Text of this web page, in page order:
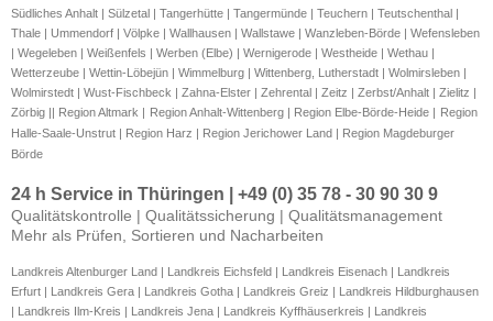
Südliches Anhalt | Sülzetal | Tangerhütte | Tangermünde | Teuchern | Teutschenthal |
Thale | Ummendorf | Völpke | Wallhausen | Wallstawe | Wanzleben-Börde | Wefensleben
| Wegeleben | Weißenfels | Werben (Elbe) | Wernigerode | Westheide | Wethau |
Wetterzeube | Wettin-Löbejün | Wimmelburg | Wittenberg, Lutherstadt | Wolmirsleben |
Wolmirstedt | Wust-Fischbeck | Zahna-Elster | Zehrental | Zeitz | Zerbst/Anhalt | Zielitz |
Zörbig || Region Altmark | Region Anhalt-Wittenberg | Region Elbe-Börde-Heide | Region
Halle-Saale-Unstrut | Region Harz | Region Jerichower Land | Region Magdeburger
Börde
24 h Service in Thüringen | +49 (0) 35 78 - 30 90 30 9
Qualitätskontrolle | Qualitätssicherung | Qualitätsmanagement
Mehr als Prüfen, Sortieren und Nacharbeiten
Landkreis Altenburger Land | Landkreis Eichsfeld | Landkreis Eisenach | Landkreis
Erfurt | Landkreis Gera | Landkreis Gotha | Landkreis Greiz | Landkreis Hildburghausen
| Landkreis Ilm-Kreis | Landkreis Jena | Landkreis Kyffhäuserkreis | Landkreis